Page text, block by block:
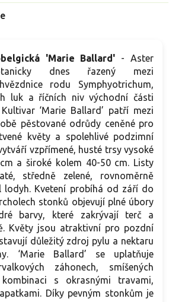
'Marie Ballard' - Aster
dnes řazený mezi
rodu Symphyotrichum,
luk a říčních niv východní části
‘Marie Ballard’ patří mezi
pěstované odrůdy ceněné pro
květy a spolehlivé podzimní
vzpřímené, husté trsy vysoké
a široké kolem 40-50 cm. Listy
středně zelené, rovnoměrně
lodyh. Kvetení probíhá od září do
stonků objevují plné úbory
barvy, které zakrývají terč a
Květy jsou atraktivní pro pozdní
důležitý zdroj pylu a nektaru
‘Marie Ballard’ se uplatňuje
záhonech, smíšených
s okrasnými travami,
Díky pevným stonkům je